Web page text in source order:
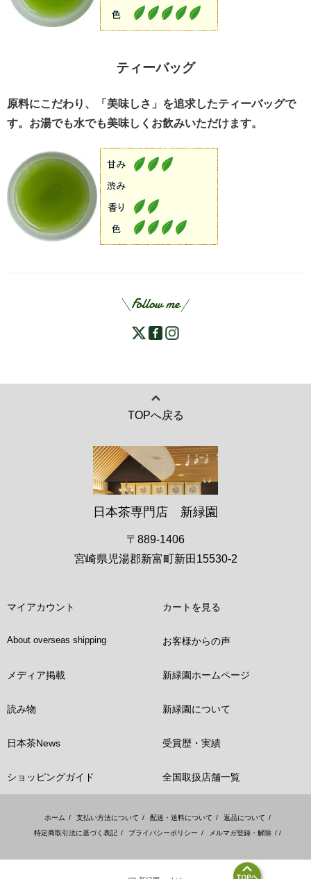
ティーバッグ
原料にこだわり、「美味しさ」を追求したティーバッグで
す。お湯でも水でも美味しくお飲みいただけます。
TOPへ戻る
日本茶専門店 新緑園
〒889-1406
宮崎県児湯郡新富町新田15530-2
マイアカウント カートを見る
About overseas shipping お客様からの声
メディア掲載 新緑園ホームページ
読み物 新緑園について
日本茶News 受賞歴・実績
ショッピングガイド 全国取扱店舗一覧
ホーム / 支払い方法について / 配送・送料について / 返品について /
特定商取引法に基づく表記 / プライバシーポリシー / メルマガ登録・解除 / /